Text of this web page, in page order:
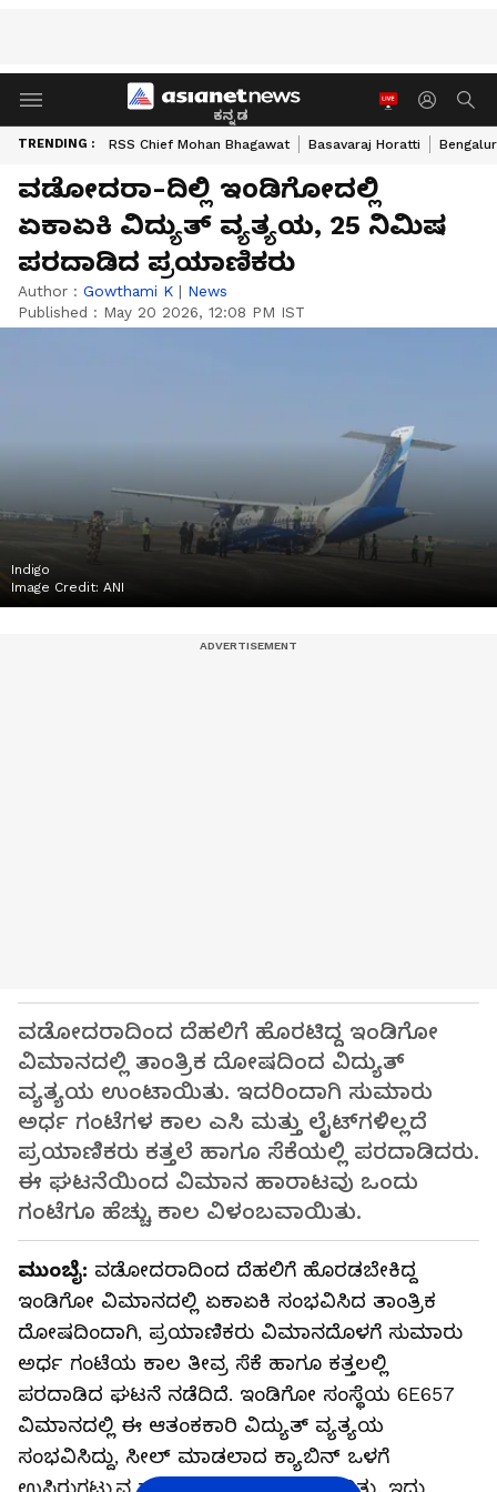
ಕನ್ನಡ
TRENDING : RSS Chief Mohan Bhagawat Basavaraj Horatti
ವಡೋದರಾ-ದಿಲ್ಲಿ ಇಂಡಿಗೋದಲ್ಲಿ
ಏಕಾಏಕಿ ವಿದ್ಯುತ್‌ ವ್ಯತ್ಯಯ, 25 ನಿಮಿಷ
ಪರದಾಡಿದ ಪ್ರಯಾಣಿಕರು
Author : Gowthami K | News
Published : May 20 2026, 12:08 PM IST
Indigo
Image Credit: ANI
ವಡೋದರಾದಿಂದ ದೆಹಲಿಗೆ ಹೊರಟಿದ್ದ ಇಂಡಿಗೋ
ವಿಮಾನದಲ್ಲಿ ತಾಂತ್ರಿಕ ದೋಷದಿಂದ ವಿದ್ಯುತ್
ವ್ಯತ್ಯಯ ಉಂಟಾಯಿತು. ಇದರಿಂದಾಗಿ ಸುಮಾರು
ಅರ್ಧ ಗಂಟೆಗಳ ಕಾಲ ಎಸಿ ಮತ್ತು ಲೈಟ್‌ಗಳಿಲ್ಲದೆ
ಪ್ರಯಾಣಿಕರು ಕತ್ತಲೆ ಹಾಗೂ ಸೆಕೆಯಲ್ಲಿ ಪರದಾಡಿದರು.
ಈ ಘಟನೆಯಿಂದ ವಿಮಾನ ಹಾರಾಟವು ಒಂದು
ಗಂಟೆಗೂ ಹೆಚ್ಚು ಕಾಲ ವಿಳಂಬವಾಯಿತು.
ಮುಂಬೈ: ವಡೋದರಾದಿಂದ ದೆಹಲಿಗೆ ಹೊರಡಬೇಕಿದ್ದ
ಇಂಡಿಗೋ ವಿಮಾನದಲ್ಲಿ ಏಕಾಏಕಿ ಸಂಭವಿಸಿದ ತಾಂತ್ರಿಕ
ದೋಷದಿಂದಾಗಿ, ಪ್ರಯಾಣಿಕರು ವಿಮಾನದೊಳಗೆ ಸುಮಾರು
ಅರ್ಧ ಗಂಟೆಯ ಕಾಲ ತೀವ್ರ ಸೆಕೆ ಹಾಗೂ ಕತ್ತಲಲ್ಲಿ
ಪರದಾಡಿದ ಘಟನೆ ನಡೆದಿದೆ. ಇಂಡಿಗೋ ಸಂಸ್ಥೆಯ 6E657
ವಿಮಾನದಲ್ಲಿ ಈ ಆತಂಕಕಾರಿ ವಿದ್ಯುತ್ ವ್ಯತ್ಯಯ
ಸಂಭವಿಸಿದ್ದು, ಸೀಲ್ ಮಾಡಲಾದ ಕ್ಯಾಬಿನ್ ಒಳಗೆ